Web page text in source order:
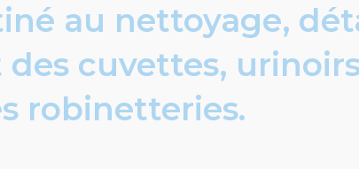
au nettoyage,
cuvettes,
robinetteries.